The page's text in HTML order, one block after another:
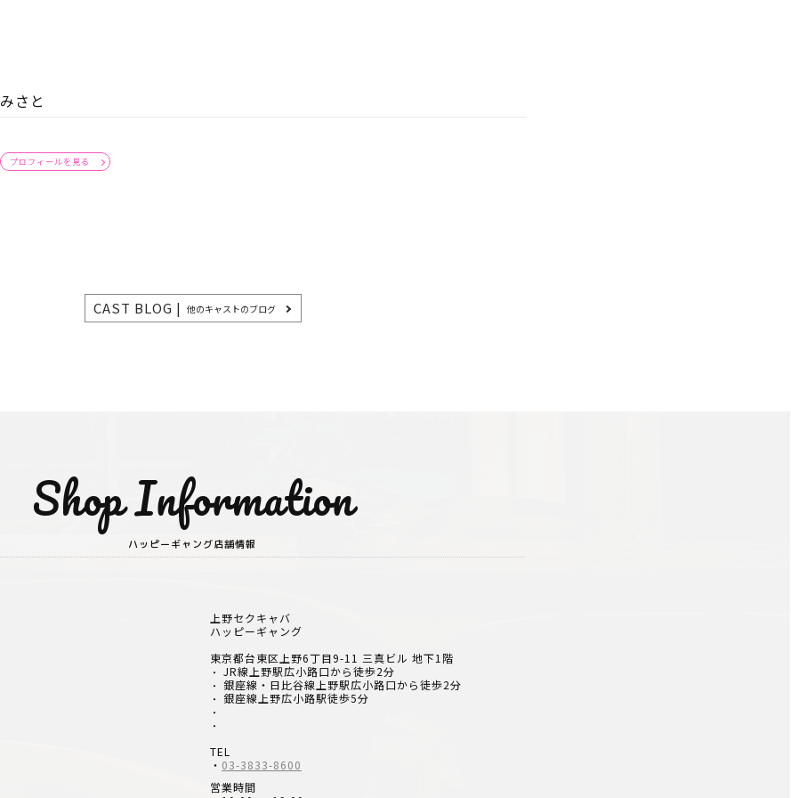
みさと
プロフィールを見る
CAST BLOG | 他のキャストのブログ
Shop Information
ハッピーギャング店舗情報
上野セクキャバ
ハッピーギャング
東京都台東区上野6丁目9-11 三真ビル 地下1階
・ JR線上野駅広小路口から徒歩2分
・ 銀座線・日比谷線上野駅広小路口から徒歩2分
・ 銀座線上野広小路駅徒歩5分
・
・
TEL
・ 03-3833-8600
営業時間